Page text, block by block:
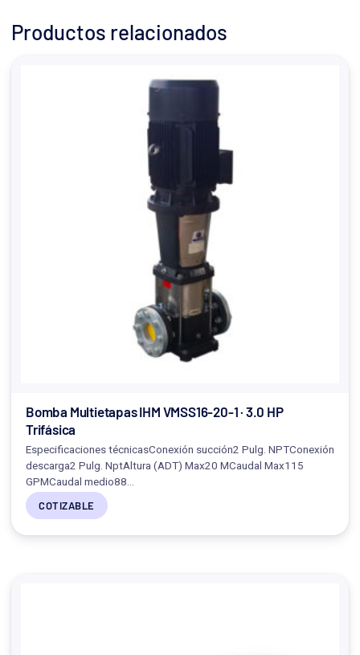
Productos relacionados
Bomba Multietapas IHM VMSS16-20-1 · 3.0 HP
Trifásica
Especificaciones técnicasConexión succión2 Pulg. NPTConexión
descarga2 Pulg. NptAltura (ADT) Max20 MCaudal Max115
GPMCaudal medio88…
COTIZABLE